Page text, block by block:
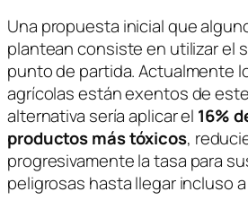
Una propuesta inicial que
plantean consiste en utilizar el
punto de partida. Actualmente
agrícolas están exentos de
alternativa sería aplicar el 16%
productos más tóxicos,
progresivamente la tasa para
peligrosas hasta llegar incluso